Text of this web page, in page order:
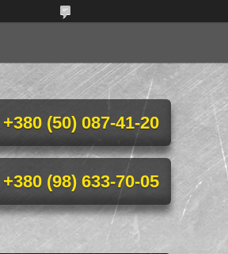
+380 (50) 087-41-20
+380 (98) 633-70-05